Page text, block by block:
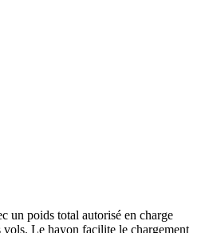
un poids total autorisé en charge
vols. Le hayon facilite le chargement